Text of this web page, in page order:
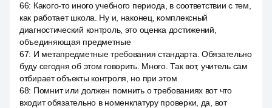
66: Какого-то иного учебного периода, в соответствии с тем,
как работает школа. Ну и, наконец, комплексный
диагностический контроль, это оценка достижений,
объединяющая предметные
67: И метапредметные требования стандарта. Обязательно
буду сегодня об этом говорить. Много. Так вот, учитель сам
отбирает объекты контроля, но при этом
68: Помнит или должен помнить о требованиях вот что
входит обязательно в номенклатуру проверки, да, вот